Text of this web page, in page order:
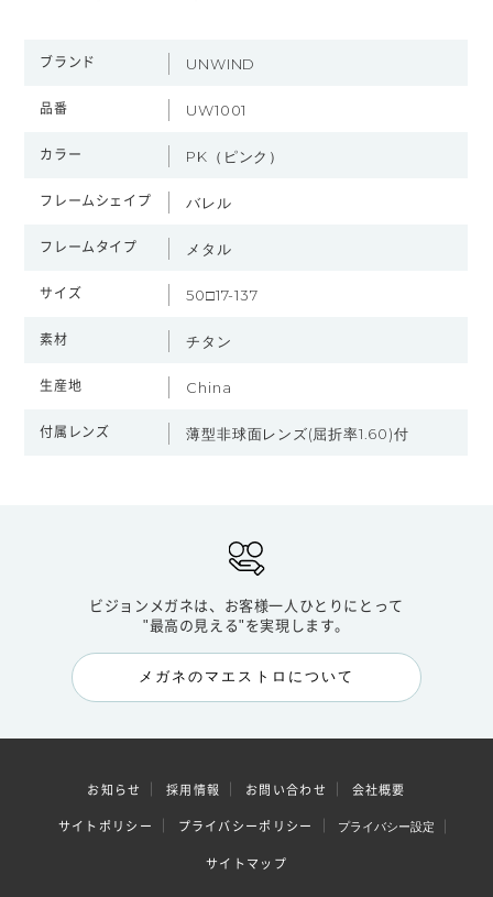
ブランド UNWIND
品番 UW1001
カラー PK（ピンク）
フレームシェイプ バレル
フレームタイプ メタル
サイズ 50□17-137
素材 チタン
生産地 China
付属レンズ 薄型非球面レンズ(屈折率1.60)付
ビジョンメガネは、お客様一人ひとりにとって
"最高の見える"を実現します。
メガネのマエストロについて
お知らせ 採用情報 お問い合わせ 会社概要
サイトポリシー プライバシーポリシー プライバシー設定
サイトマップ